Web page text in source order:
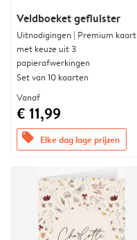
Veldboeket gefluister
Uitnodigingen | Premium kaart
met keuze uit 3
papierafwerkingen
Set van 10 kaarten
Vanaf
€ 11,99
offers Elke dag lage prijzen